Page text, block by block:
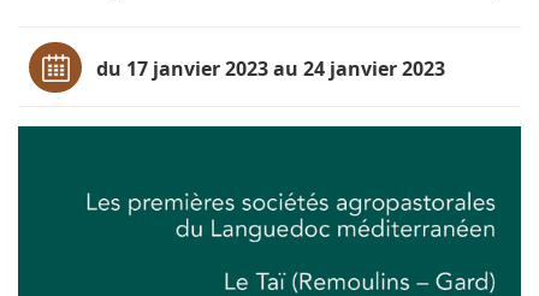
du 17 janvier 2023 au 24 janvier 2023